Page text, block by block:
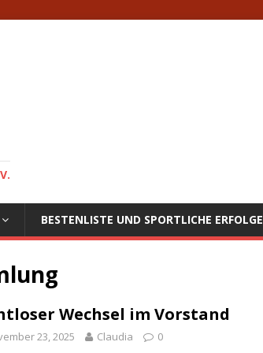
BESTENLISTE UND SPORTLICHE ERFOLGE
Wechsel im Vorstand
23, 2025 Claudia 0